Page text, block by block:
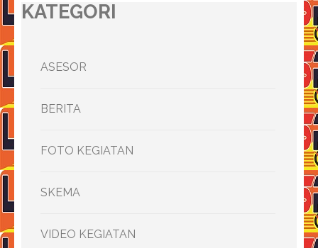
KATEGORI
ASESOR
BERITA
FOTO KEGIATAN
SKEMA
VIDEO KEGIATAN